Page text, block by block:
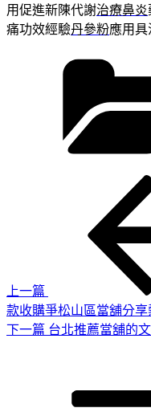
用促進新陳代謝治療鼻炎
痛功效經驗丹參粉應用具
上一篇
款收購爭松山區當舖分
下
下一篇 台北推薦當舖的